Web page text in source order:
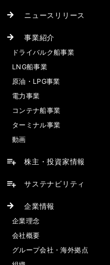
ニュースリリース
事業紹介
ドライバルク船事業
LNG船事業
原油・LPG事業
電力事業
コンテナ船事業
ターミナル事業
動画
株主・投資家情報
サステナビリティ
企業情報
企業理念
会社概要
グループ会社・海外拠点